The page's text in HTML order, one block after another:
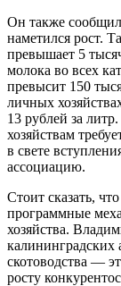
Он также
наметился рост.
превышает 5
молока во всех
превысит 150
личных
13 рублей за
хозяйствам
в свете
ассоциацию.
Стоит сказать,
программные
хозяйства.
калининградских
скотоводства —
росту